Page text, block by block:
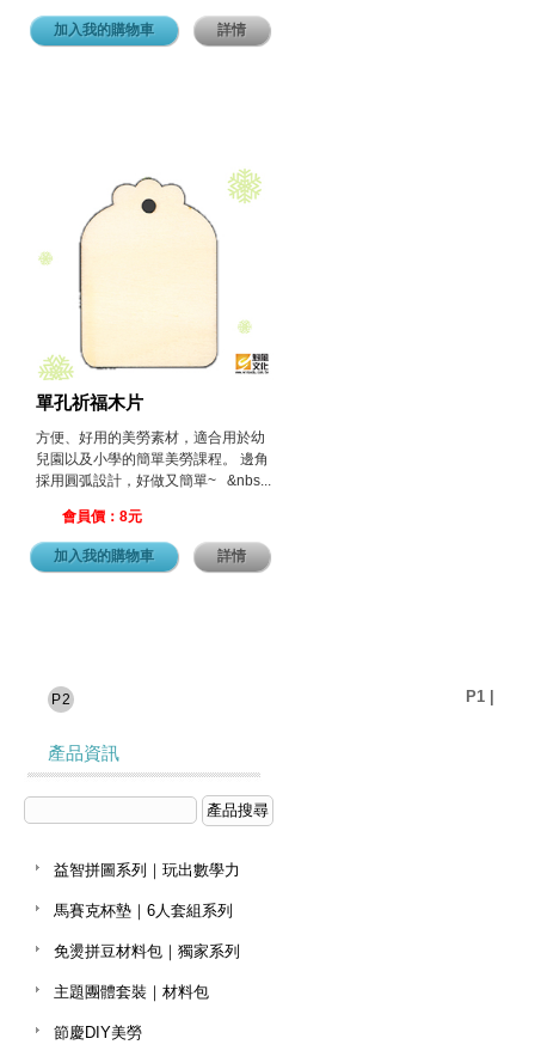
加入我的購物車 詳情
單孔祈福木片
方便、好用的美勞素材，適合用於幼
兒園以及小學的簡單美勞課程。 邊角
採用圓弧設計，好做又簡單~ &nbs...
會員價：8元
加入我的購物車 詳情
P1|
P2
產品資訊
益智拼圖系列｜玩出數學力
馬賽克杯墊｜6人套組系列
免燙拼豆材料包｜獨家系列
主題團體套裝｜材料包
節慶DIY美勞